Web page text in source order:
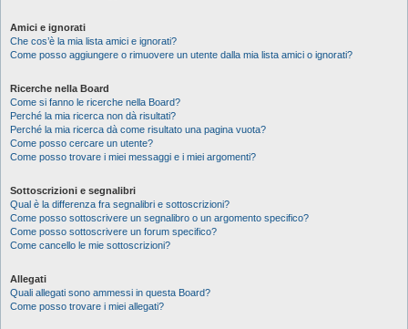
Amici e ignorati
Che cos’è la mia lista amici e ignorati?
Come posso aggiungere o rimuovere un utente dalla mia lista amici o ignorati?
Ricerche nella Board
Come si fanno le ricerche nella Board?
Perché la mia ricerca non dà risultati?
Perché la mia ricerca dà come risultato una pagina vuota?
Come posso cercare un utente?
Come posso trovare i miei messaggi e i miei argomenti?
Sottoscrizioni e segnalibri
Qual è la differenza fra segnalibri e sottoscrizioni?
Come posso sottoscrivere un segnalibro o un argomento specifico?
Come posso sottoscrivere un forum specifico?
Come cancello le mie sottoscrizioni?
Allegati
Quali allegati sono ammessi in questa Board?
Come posso trovare i miei allegati?